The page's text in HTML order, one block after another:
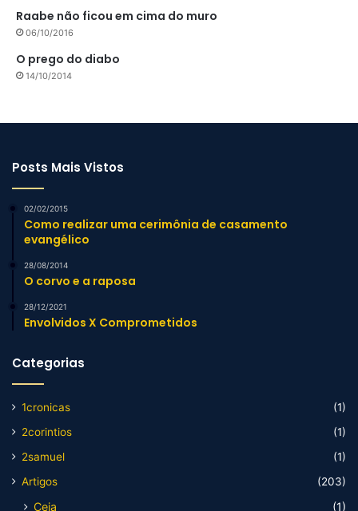
Raabe não ficou em cima do muro
06/10/2016
O prego do diabo
14/10/2014
Posts Mais Vistos
02/02/2015
Como realizar uma cerimônia de casamento
evangélico
28/08/2014
O corvo e a raposa
28/12/2021
Envolvidos X Comprometidos
Categorias
1cronicas
(1)
2corintios
(1)
2samuel
(1)
Artigos
(203)
Ceia (1)